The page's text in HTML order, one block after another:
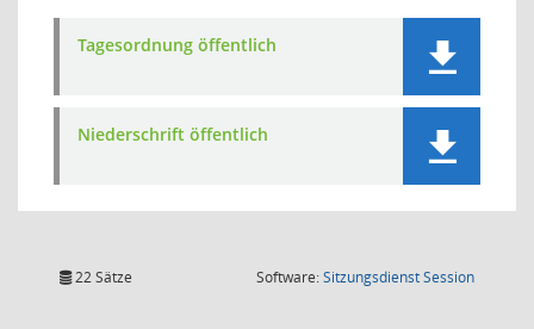
Tagesordnung öffentlich
Niederschrift öffentlich
22 Sätze Software:SitzungsdienstSession(Wird in